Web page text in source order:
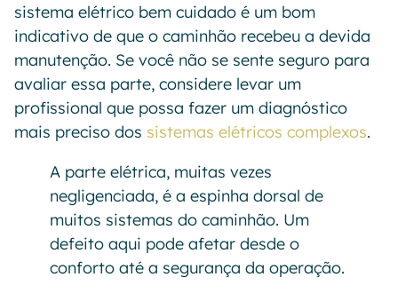
sistema elétrico bem cuidado é um bom
indicativo de que o caminhão recebeu a devida
manutenção. Se você não se sente seguro para
avaliar essa parte, considere levar um
profissional que possa fazer um diagnóstico
mais preciso dos sistemas elétricos complexos.
A parte elétrica, muitas vezes
negligenciada, é a espinha dorsal de
muitos sistemas do caminhão. Um
defeito aqui pode afetar desde o
conforto até a segurança da operação.